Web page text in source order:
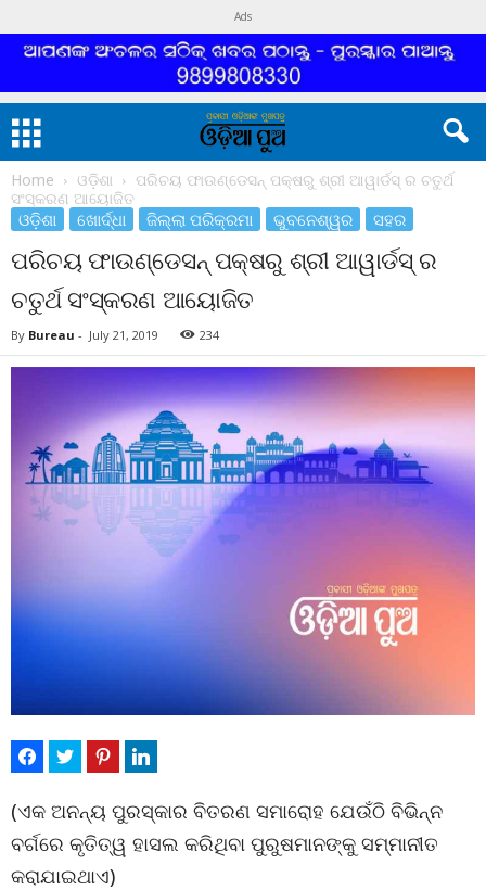
Ads
Home ଓଡ଼ିଶା
ପରିଚୟ ଫାଉଣ୍ଡେସନ୍ ପକ୍ଷରୁ ଶ୍ରୀ ଆୱାର୍ଡସ୍ ର ଚତୁର୍ଥ
ସଂସ୍କରଣ ଆୟୋଜିତ
ଓଡ଼ିଶା ଖୋର୍ଦ୍ଧା ଜିଲ୍ଲା ପରିକ୍ରମା ଭୁବନେଶ୍ୱର ସହର
ପରିଚୟ ଫାଉଣ୍ଡେସନ୍ ପକ୍ଷରୁ ଶ୍ରୀ ଆୱାର୍ଡସ୍ ର
ଚତୁର୍ଥ ସଂସ୍କରଣ ଆୟୋଜିତ
By Bureau - July 21, 2019 234
(ଏକ ଅନନ୍ୟ ପୁରସ୍କାର ବିତରଣ ସମାରୋହ ଯେଉଁଠି ବିଭିନ୍ନ
ବର୍ଗରେ କୃତିତ୍ୱ ହାସଲ କରିଥିବା ପୁରୁଷମାନଙ୍କୁ ସମ୍ମାନୀତ
କରାଯାଇଥାଏ)